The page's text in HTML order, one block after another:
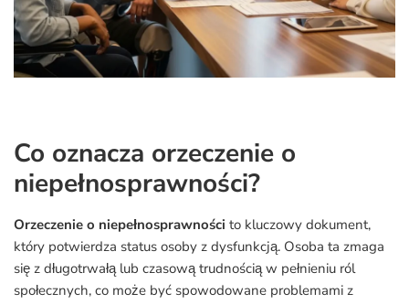
Co oznacza orzeczenie o
niepełnosprawności?
Orzeczenie o niepełnosprawności to kluczowy dokument,
który potwierdza status osoby z dysfunkcją. Osoba ta zmaga
się z długotrwałą lub czasową trudnością w pełnieniu ról
społecznych, co może być spowodowane problemami z